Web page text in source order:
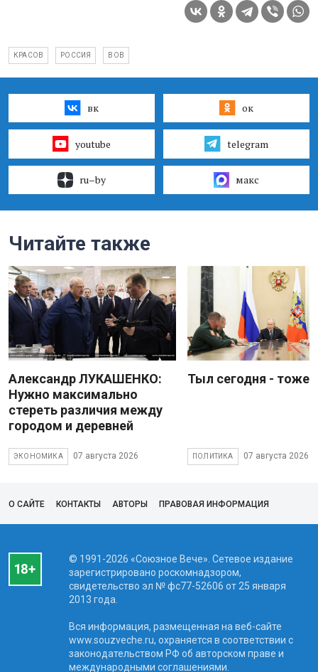
КРАСОВ РОССИЯ ВОВ
вк ок
youtube telegram
ru–by макс
Читайте также
Александр ЛУКАШЕНКО:
Нужно максимально
стереть различия между
городом и деревней
ЭКОНОМИКА 07 августа 2026
Тыл сегодня - тоже
ПОЛИТИКА 07 августа 2026
О САЙТЕ КОНТАКТЫ АВТОРЫ ПРАВОВАЯ ИНФОРМАЦИЯ
© 1991-2026 «Союзное Вече». Сетевое издание
зарегистрировано роскомнадзором,
свидетельство эл № фc77-52606 от 25 января
2013 года.
Вся информация, размещенная на веб-сайте
www.souzveche.ru, охраняется в соответствии с
законодательством РФ об авторском праве и
международными соглашениями.